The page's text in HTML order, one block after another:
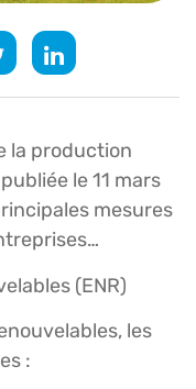
la production
le 11 mars
mesures
(ENR)
les
: